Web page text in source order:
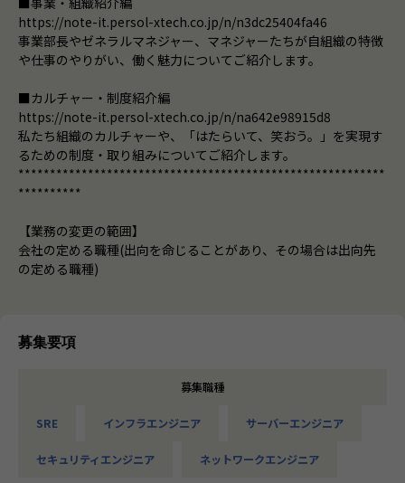
https://note-it.persol-xtech.co.jp/n/n3dc25404fa46
事業部長やゼネラルマネジャー、マネジャーたちが自組織の特徴
や仕事のやりがい、働く魅力についてご紹介します。
■カルチャー・制度紹介編
https://note-it.persol-xtech.co.jp/n/na642e98915d8
私たち組織のカルチャーや、「はたらいて、笑おう。」を実現す
るための制度・取り組みについてご紹介します。
**********************************************************
**********
【業務の変更の範囲】
会社の定める職種(出向を命じることがあり、その場合は出向先
の定める職種)
募集要項
募集職種
SRE インフラエンジニア サーバーエンジニア
セキュリティエンジニア ネットワークエンジニア